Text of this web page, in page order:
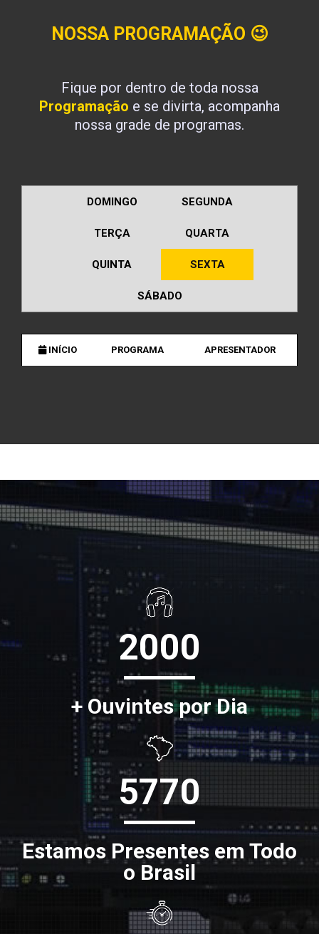
NOSSA PROGRAMAÇÃO 😉
Fique por dentro de toda nossa
Programação e se divirta, acompanha
nossa grade de programas.
DOMINGO SEGUNDA
TERÇA QUARTA
QUINTA SEXTA
SÁBADO
INÍCIO PROGRAMA APRESENTADOR
2000
+ Ouvintes por Dia
5770
Estamos Presentes em Todo
o Brasil